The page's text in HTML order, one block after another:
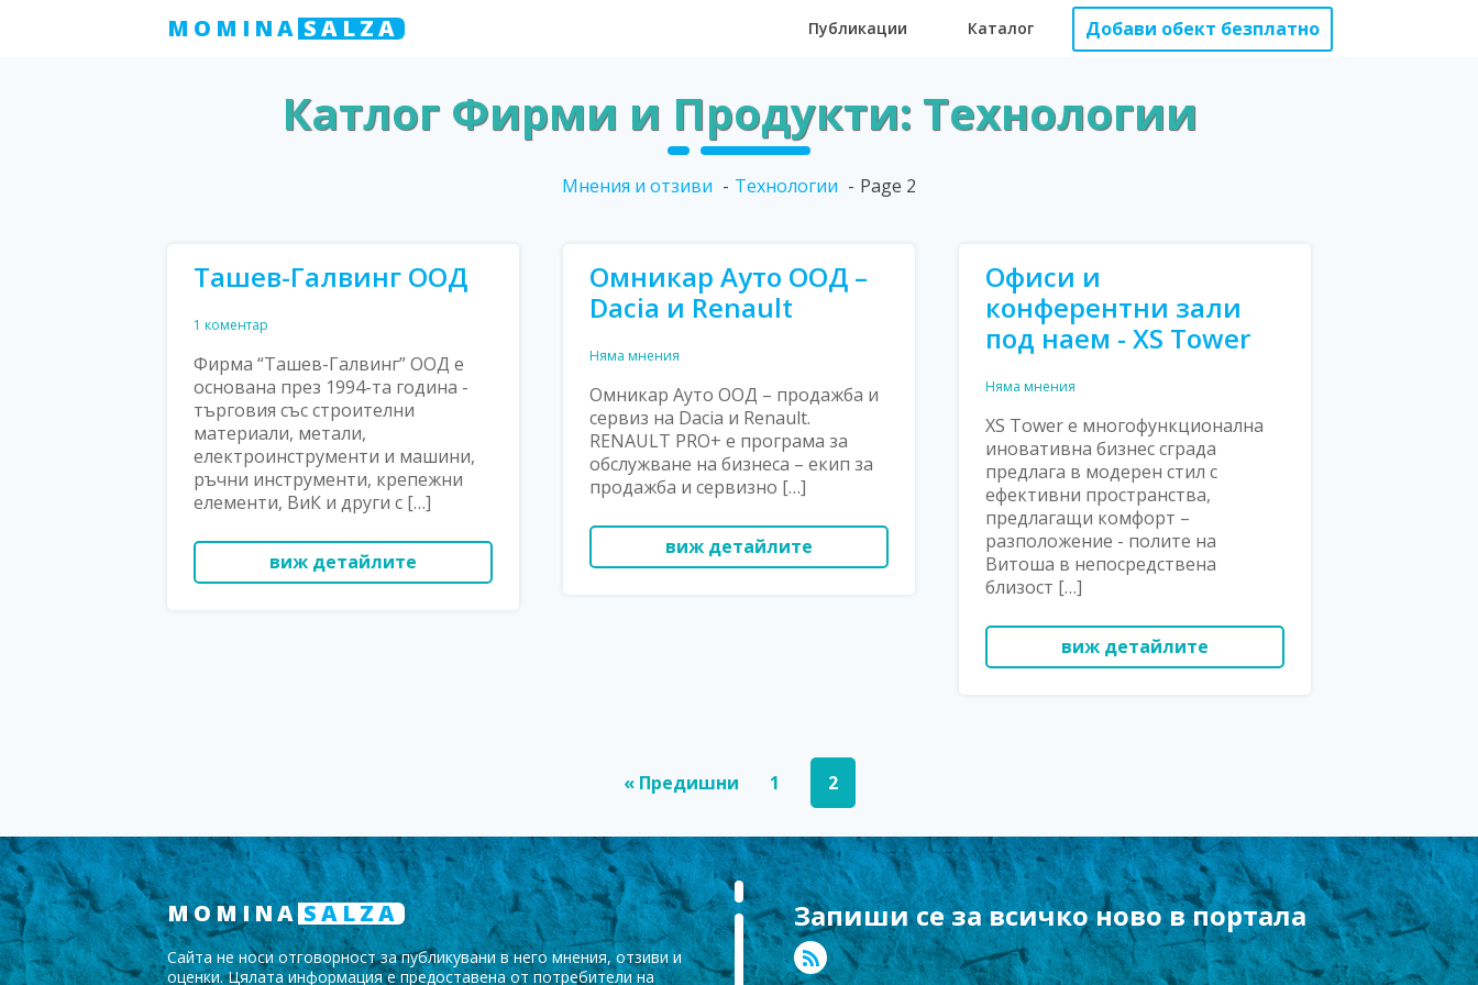
MOMINA SALZA Публикации Каталог Добави обект безплатно
Катлог Фирми и Продукти: Технологии
Мнения и отзиви Технологии Page 2
Ташев-Галвинг ООД
1 коментар
Фирма “Ташев-Галвинг” ООД е
основана през 1994-та година -
търговия със строителни
материали, метали,
електроинструменти и машини,
ръчни инструменти, крепежни
елементи, ВиК и други с […]
виж детайлите
Омникар Ауто ООД –
Dacia и Renault
Няма мнения
Омникар Ауто ООД – продажба и
сервиз на Dacia и Renault.
RENAULT PRO+ е програма за
обслужване на бизнеса – екип за
продажба и сервизно […]
виж детайлите
Офиси и
конферентни зали
под наем - XS Tower
Няма мнения
XS Tower е многофункционална
иновативна бизнес сграда
предлага в модерен стил с
ефективни пространства,
предлагащи комфорт –
разположение - полите на
Витоша в непосредствена
близост […]
виж детайлите
« Предишни 1 2
MOMINA SALZA
Сайта не носи отговорност за публикувани в него мнения, отзиви и
оценки. Цялата информация е предоставена от потребители на
Запиши се за всичко ново в портала